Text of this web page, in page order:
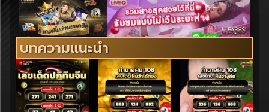
บทความแนะนำ